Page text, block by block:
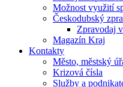
Možnost využití
Českodubský
Zpravodaj
Magazín Kraj
Kontakty
Město, městský
Krizová čísla
Služby a